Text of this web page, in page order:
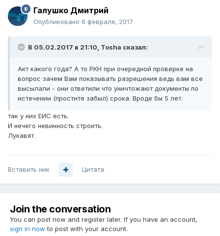
Галушко Дмитрий
Опубликовано 6 февраля, 2017
В 05.02.2017 в 21:10, Tosha сказал:
Акт какого года? А то РКН при очередной проверке на
вопрос зачем Вам показывать разрешения ведь вам все
высылали - они ответили что уничтожают документы по
истечении (простите забыл) срока. Вроде бы 5 лет.
так у них ЕИС есть.
И нечего невинность строить.
Лукавят.
Вставить ник Цитата
Join the conversation
You can post now and register later. If you have an account,
sign in now to post with your account.